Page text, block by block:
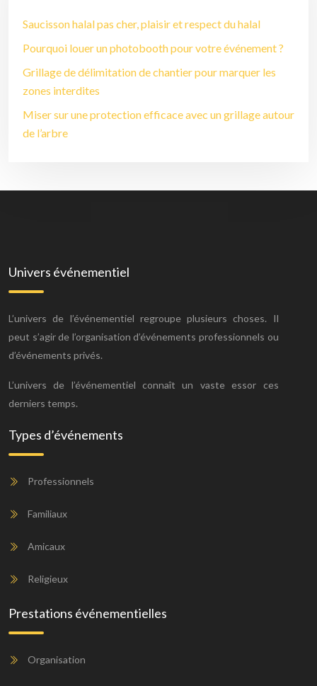
Saucisson halal pas cher, plaisir et respect du halal
Pourquoi louer un photobooth pour votre événement ?
Grillage de délimitation de chantier pour marquer les
zones interdites
Miser sur une protection efficace avec un grillage autour
de l’arbre
Univers événementiel
L’univers de l’événementiel regroupe plusieurs choses. Il
peut s’agir de l’organisation d’événements professionnels ou
d’événements privés.
L’univers de l’événementiel connaît un vaste essor ces
derniers temps.
Types d’événements
Professionnels
Familiaux
Amicaux
Religieux
Prestations événementielles
Organisation